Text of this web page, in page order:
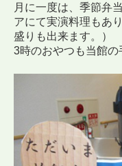
月に一度は、季節弁
アにて実演料理もあ
盛りも出来ます。）
3時のおやつも当館の